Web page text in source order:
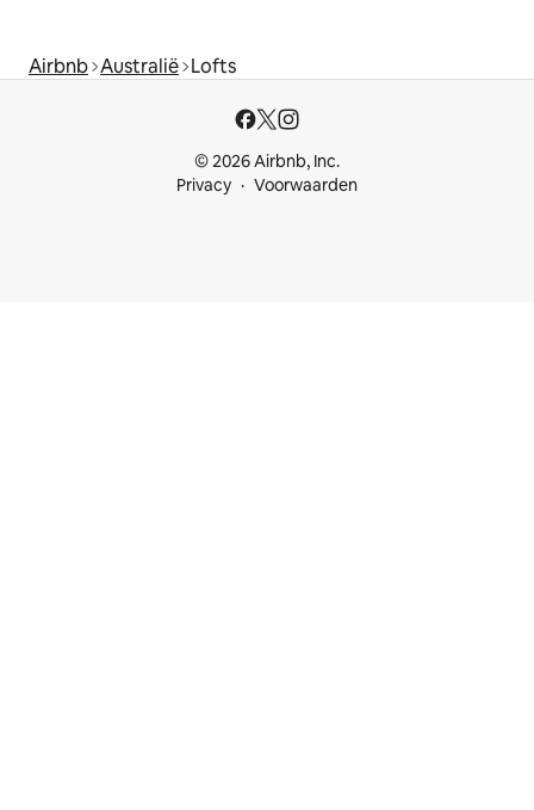
Airbnb Australië Lofts
© 2026 Airbnb, Inc.
Privacy
Voorwaarden